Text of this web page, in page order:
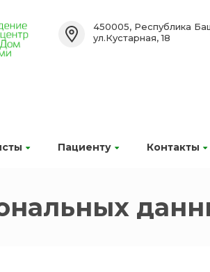
Пациенту Контакты
450005, Республика
ул.Кустарная, 18